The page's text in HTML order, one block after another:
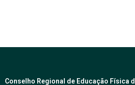
Conselho Regional de Educação Física